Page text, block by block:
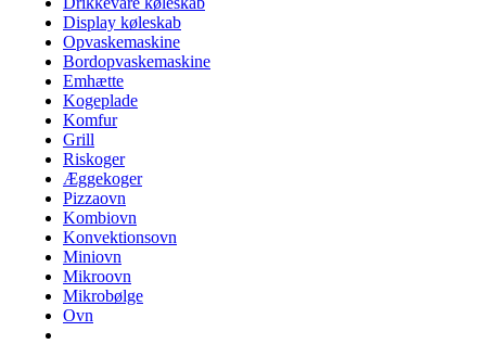
Display køleskab
Opvaskemaskine
Bordopvaskemaskine
Emhætte
Kogeplade
Komfur
Grill
Riskoger
Æggekoger
Pizzaovn
Kombiovn
Konvektionsovn
Miniovn
Mikroovn
Mikrobølge
Ovn